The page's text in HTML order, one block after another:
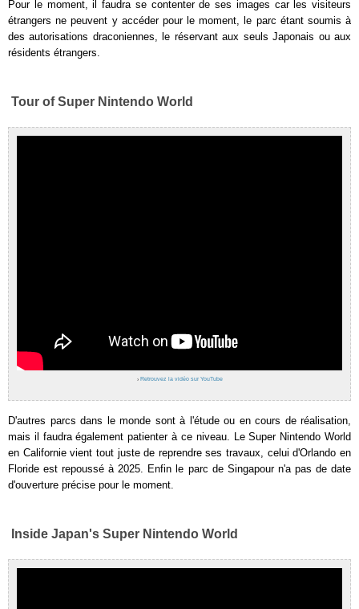
Pour le moment, il faudra se contenter de ses images car les visiteurs
étrangers ne peuvent y accéder pour le moment, le parc étant soumis à
des autorisations draconiennes, le réservant aux seuls Japonais ou aux
résidents étrangers.
Tour of Super Nintendo World
› Retrouvez la vidéo sur YouTube
D'autres parcs dans le monde sont à l'étude ou en cours de réalisation,
mais il faudra également patienter à ce niveau. Le Super Nintendo World
en Californie vient tout juste de reprendre ses travaux, celui d'Orlando en
Floride est repoussé à 2025. Enfin le parc de Singapour n'a pas de date
d'ouverture précise pour le moment.
Inside Japan's Super Nintendo World